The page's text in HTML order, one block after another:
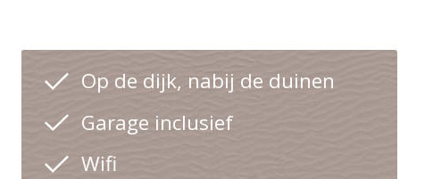
Op de dijk, nabij de duinen
Garage inclusief
Wifi